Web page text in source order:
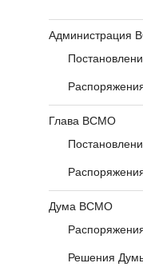
Администрация
Глава ВСМО
Дума ВСМО
Решения